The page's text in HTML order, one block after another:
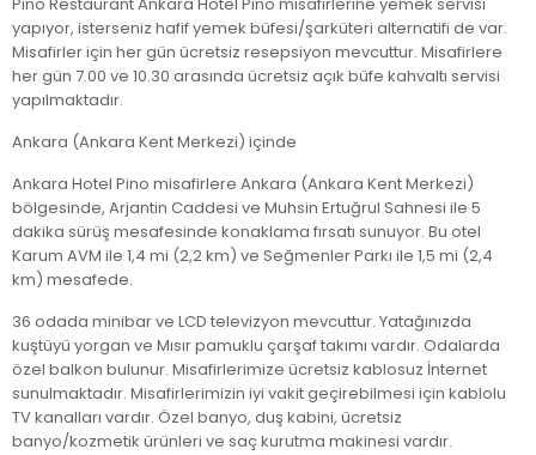
Pino Restaurant Ankara Hotel Pino misafirlerine yemek servisi
yapıyor, isterseniz hafif yemek büfesi/şarküteri alternatifi de var.
Misafirler için her gün ücretsiz resepsiyon mevcuttur. Misafirlere
her gün 7.00 ve 10.30 arasında ücretsiz açık büfe kahvaltı servisi
yapılmaktadır.
Ankara (Ankara Kent Merkezi) içinde
Ankara Hotel Pino misafirlere Ankara (Ankara Kent Merkezi)
bölgesinde, Arjantin Caddesi ve Muhsin Ertuğrul Sahnesi ile 5
dakika sürüş mesafesinde konaklama fırsatı sunuyor. Bu otel
Karum AVM ile 1,4 mi (2,2 km) ve Seğmenler Parkı ile 1,5 mi (2,4
km) mesafede.
36 odada minibar ve LCD televizyon mevcuttur. Yatağınızda
kuştüyü yorgan ve Mısır pamuklu çarşaf takımı vardır. Odalarda
özel balkon bulunur. Misafirlerimize ücretsiz kablosuz İnternet
sunulmaktadır. Misafirlerimizin iyi vakit geçirebilmesi için kablolu
TV kanalları vardır. Özel banyo, duş kabini, ücretsiz
banyo/kozmetik ürünleri ve saç kurutma makinesi vardır.